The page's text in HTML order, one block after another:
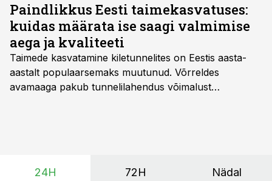
Paindlikkus Eesti taimekasvatuses:
kuidas määrata ise saagi valmimise
aega ja kvaliteeti
Taimede kasvatamine kiletunnelites on Eestis aasta-
aastalt populaarsemaks muutunud. Võrreldes
avamaaga pakub tunnelilahendus võimalust
24H 72H Nädal